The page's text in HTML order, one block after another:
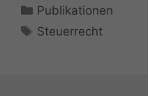
Kategorien
Publikationen
Schlagwörter
Steuerrecht